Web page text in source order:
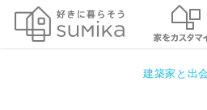
建築家と出